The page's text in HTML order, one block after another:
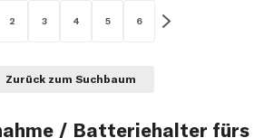
2 3 4 5 6
Zurück zum Suchbaum
/ Batteriehalter fürs